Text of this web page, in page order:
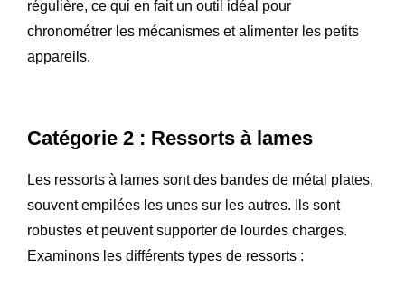
régulière, ce qui en fait un outil idéal pour
chronométrer les mécanismes et alimenter les petits
appareils.
Catégorie 2 : Ressorts à lames
Les ressorts à lames sont des bandes de métal plates,
souvent empilées les unes sur les autres. Ils sont
robustes et peuvent supporter de lourdes charges.
Examinons les différents types de ressorts :